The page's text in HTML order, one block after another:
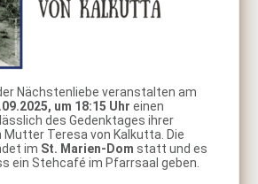
Nächstenliebe veranstalten am
um 18:15 Uhr einen
des Gedenktages ihrer
Mutter Teresa von Kalkutta. Die
im St. Marien-Dom statt und es
ein Stehcafé im Pfarrsaal geben.